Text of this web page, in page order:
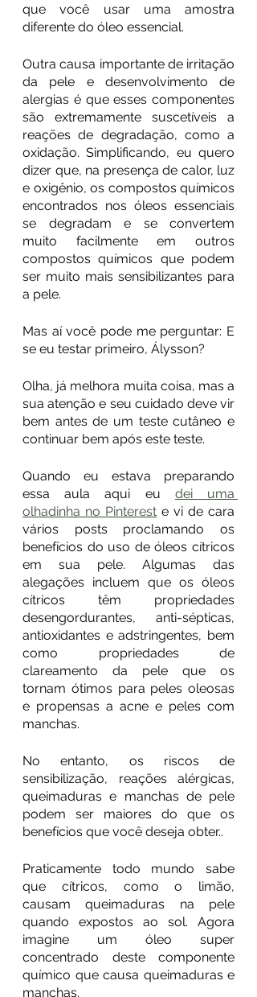
que você usar uma amostra
diferente do óleo essencial.
Outra causa importante de irritação
da pele e desenvolvimento de
alergias é que esses componentes
são extremamente suscetíveis a
reações de degradação, como a
oxidação. Simplificando, eu quero
dizer que, na presença de calor, luz
e oxigênio, os compostos químicos
encontrados nos óleos essenciais
se degradam e se convertem
muito facilmente em outros
compostos químicos que podem
ser muito mais sensibilizantes para
a pele.
Mas aí você pode me perguntar: E
se eu testar primeiro, Álysson?
Olha, já melhora muita coisa, mas a
sua atenção e seu cuidado deve vir
bem antes de um teste cutâneo e
continuar bem após este teste.
Quando eu estava preparando
essa aula aqui eu dei uma
olhadinha no Pinterest e vi de cara
vários posts proclamando os
benefícios do uso de óleos cítricos
em sua pele. Algumas das
alegações incluem que os óleos
cítricos têm propriedades
desengordurantes, anti-sépticas,
antioxidantes e adstringentes, bem
como propriedades de
clareamento da pele que os
tornam ótimos para peles oleosas
e propensas a acne e peles com
manchas.
No entanto, os riscos de
sensibilização, reações alérgicas,
queimaduras e manchas de pele
podem ser maiores do que os
benefícios que você deseja obter..
Praticamente todo mundo sabe
que cítricos, como o limão,
causam queimaduras na pele
quando expostos ao sol. Agora
imagine um óleo super
concentrado deste componente
químico que causa queimaduras e
manchas.